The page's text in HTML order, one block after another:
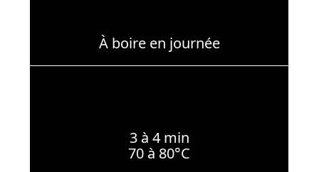
À boire en journée
3 à 4 min
70 à 80°C